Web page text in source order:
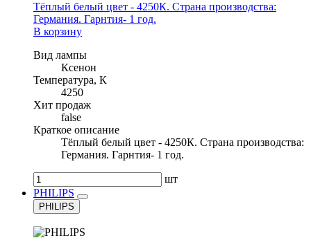
Тёплый белый цвет - 4250К. Страна производства:
Германия. Гарнтия- 1 год.
В корзину
Вид лампы
Ксенон
Температура, К
4250
Хит продаж
false
Краткое описание
Тёплый белый цвет - 4250К. Страна производства:
Германия. Гарнтия- 1 год.
шт
PHILIPS
PHILIPS